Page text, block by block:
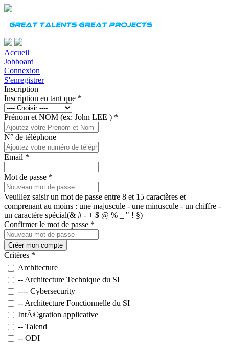
Accueil
Jobboard
Connexion
S'enregistrer
Inscription
Inscription en tant que *
Prénom et NOM (ex: John LEE ) *
N° de téléphone
Email *
Mot de passe *
Veuillez saisir un mot de passe entre 8 et 15 caractères et
comprenant au moins : une majuscule - une minuscule - un chiffre -
un caractère spécial(& # - + $ @ % _ " ! §)
Confirmer le mot de passe *
Créer mon compte
Critères *
Architecture
-- Architecture Technique du SI
---- Cybersecurity
-- Architecture Fonctionnelle du SI
IntÃ©gration applicative
-- Talend
-- ODI